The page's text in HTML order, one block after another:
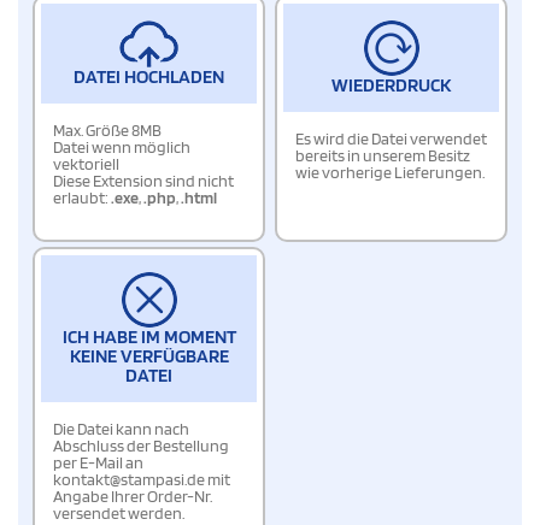
DATEI HOCHLADEN
Max. Größe 8MB
Datei wenn möglich
vektoriell
Diese Extension sind nicht
erlaubt:.exe,.php,.html
WIEDERDRUCK
Es wird die Datei verwendet
bereits in unserem Besitz
wie vorherige Lieferungen.
ICH HABE IM MOMENT
KEINE VERFÜGBARE
DATEI
Die Datei kann nach
Abschluss der Bestellung
per E-Mail an
kontakt@stampasi.de mit
Angabe Ihrer Order-Nr.
versendet werden.